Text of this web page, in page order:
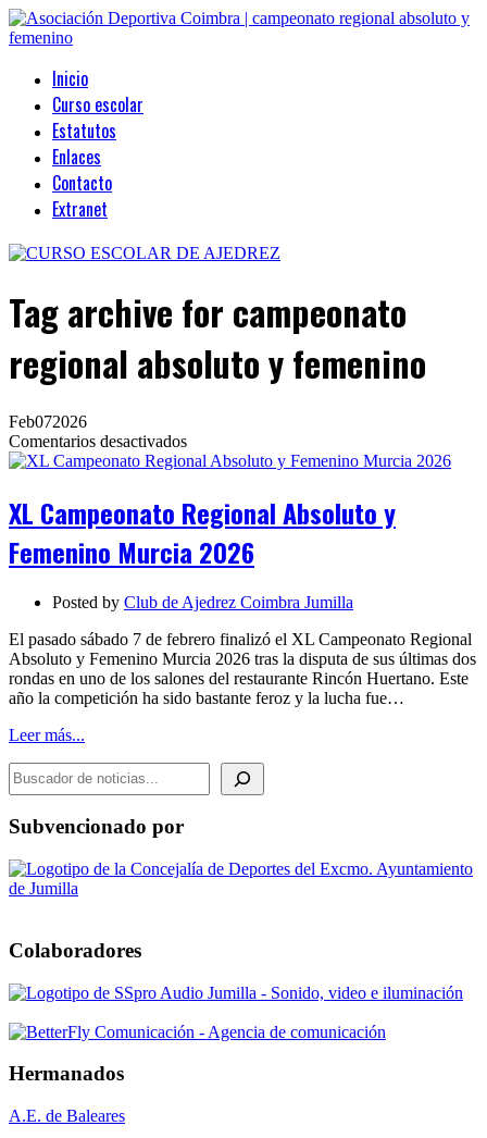
Inicio
Curso escolar
Estatutos
Enlaces
Contacto
Extranet
Tag archive for campeonato
regional absoluto y femenino
Feb072026
Comentarios desactivadosen
XL
Absoluto
Femenino
2026
XL Campeonato Regional Absoluto y
Femenino Murcia 2026
Posted by Club de Ajedrez Coimbra Jumilla
El pasado sábado 7 de febrero finalizó el XL Campeonato Regional
Absoluto y Femenino Murcia 2026 tras la disputa de sus últimas dos
rondas en uno de los salones del restaurante Rincón Huertano. Este
año la competición ha sido bastante feroz y la lucha fue…
Leer más...
BUSCADOR DE NOTICIAS
Subvencionado por
Colaboradores
Hermanados
A.E. de Baleares